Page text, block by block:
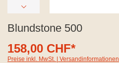
Blundstone 500
158,00 CHF*
Preise inkl. MwSt. | Versandinformationen